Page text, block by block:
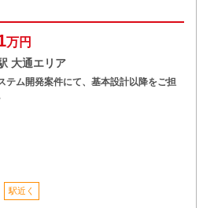
万円
大通エリア
テム開発案件にて、基本設計以降をご担
駅近く